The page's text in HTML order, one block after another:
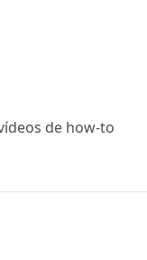
de how-to